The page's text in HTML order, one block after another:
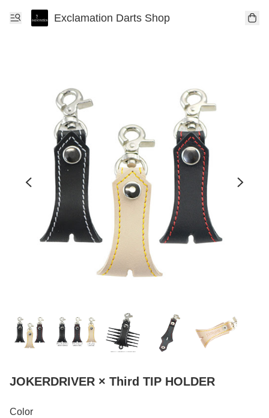
Exclamation Darts Shop
JOKERDRIVER × Third TIP HOLDER
Color